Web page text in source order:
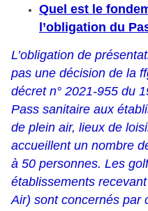
Quel est le
l’obligation du
L’obligation de
pas une décision de la
décret n° 2021-955 du
Pass sanitaire aux
de plein air, lieux de
accueillent un nombre
à 50 personnes. Les
établissements
Air) sont concernés par